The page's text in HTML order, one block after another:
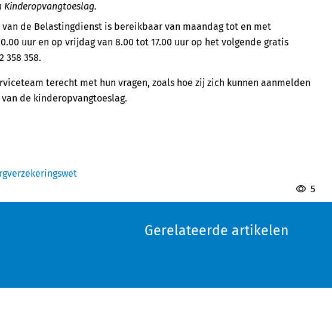
Kinderopvangtoeslag.
de Belastingdienst is bereikbaar van maandag tot en met
uur en op vrijdag van 8.00 tot 17.00 uur op het volgende gratis
358 358.
terecht met hun vragen, zoals hoe zij zich kunnen aanmelden
de kinderopvangtoeslag.
5
Gerelateerde artikelen